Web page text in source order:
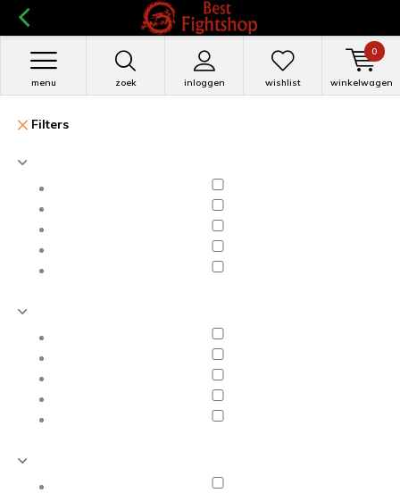
zoek inloggen
menu wishlist winkelwagen
0
Filters